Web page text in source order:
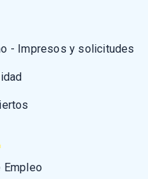
- Impresos y solicitudes
Empleo